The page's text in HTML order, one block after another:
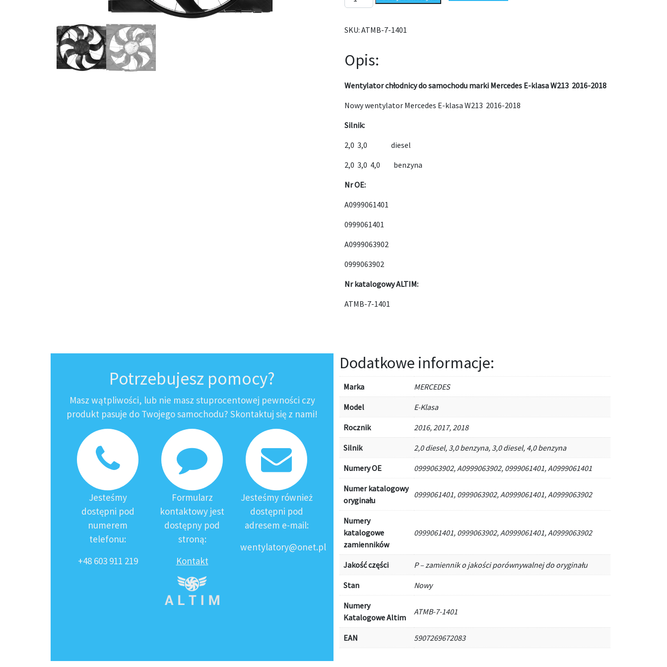
SKU:ATMB-7-1401
Opis:
Wentylator chłodnicy do samochodu marki Mercedes E-klasa W213 2016-2018
Nowy wentylator Mercedes E-klasa W213 2016-2018
Silnik:
2,0 3,0 diesel
2,0 3,0 4,0 benzyna
Nr OE:
A0999061401
0999061401
A0999063902
0999063902
Nr katalogowy ALTIM:
ATMB-7-1401
Potrzebujesz pomocy?
Masz wątpliwości, lub nie masz stuprocentowej pewności czy
produkt pasuje do Twojego samochodu? Skontaktuj się z nami!
Jesteśmy
dostępni pod
numerem
telefonu:
+48 603 911 219
Formularz
kontaktowy jest
dostępny pod
stroną:
Kontakt
Jesteśmy również
dostępni pod
adresem e-mail:
wentylatory@onet.pl
Dodatkowe informacje:
Marka MERCEDES
Model E-Klasa
Rocznik 2016, 2017, 2018
Silnik 2,0 diesel, 3,0 benzyna, 3,0 diesel, 4,0 benzyna
Numery OE 0999063902, A0999063902, 0999061401, A0999061401
Numer katalogowy
oryginału
0999061401, 0999063902, A0999061401, A0999063902
Numery
katalogowe
zamienników
0999061401, 0999063902, A0999061401, A0999063902
Jakość części P – zamiennik o jakości porównywalnej do oryginału
Stan Nowy
Numery
Katalogowe Altim
ATMB-7-1401
EAN 5907269672083